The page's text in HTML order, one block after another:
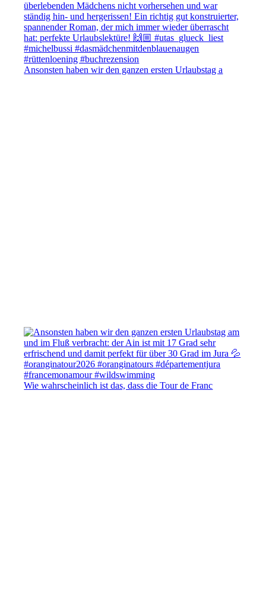
Ansonsten haben wir den ganzen ersten Urlaubstag a
Wie wahrscheinlich ist das, dass die Tour de Franc